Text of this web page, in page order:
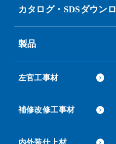
カタログ・SDSダウン
製品
左官工事材
補修改修工事材